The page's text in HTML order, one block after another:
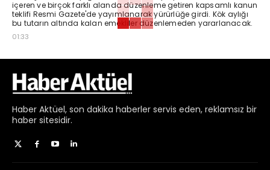
içeren ve birçok farklı alanda düzenleme getiren kapsamlı kanun
teklifi Resmi Gazete'de yayımlanarak yürürlüğe girdi. Kök aylığı
bu tutarın altında kalan emekliler düzenlemeden yararlanacak.
01:33
Haber Aktüel, son dakika haberler servis eden, reklamsız bir
haber sitesidir.